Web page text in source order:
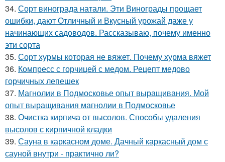
34. Сорт винограда натали. Эти Винограды прощает
ошибки, дают Отличный и Вкусный урожай даже у
начинающих садоводов. Рассказываю, почему именно
эти сорта
35. Сорт хурмы которая не вяжет. Почему хурма вяжет
36. Компресс с горчицей с медом. Рецепт медово
горчичных лепешек
37. Магнолии в Подмосковье опыт выращивания. Мой
опыт выращивания магнолии в Подмосковье
38. Очистка кирпича от высолов. Способы удаления
высолов с кирпичной кладки
39. Сауна в каркасном доме. Дачный каркасный дом с
сауной внутри - практично ли?